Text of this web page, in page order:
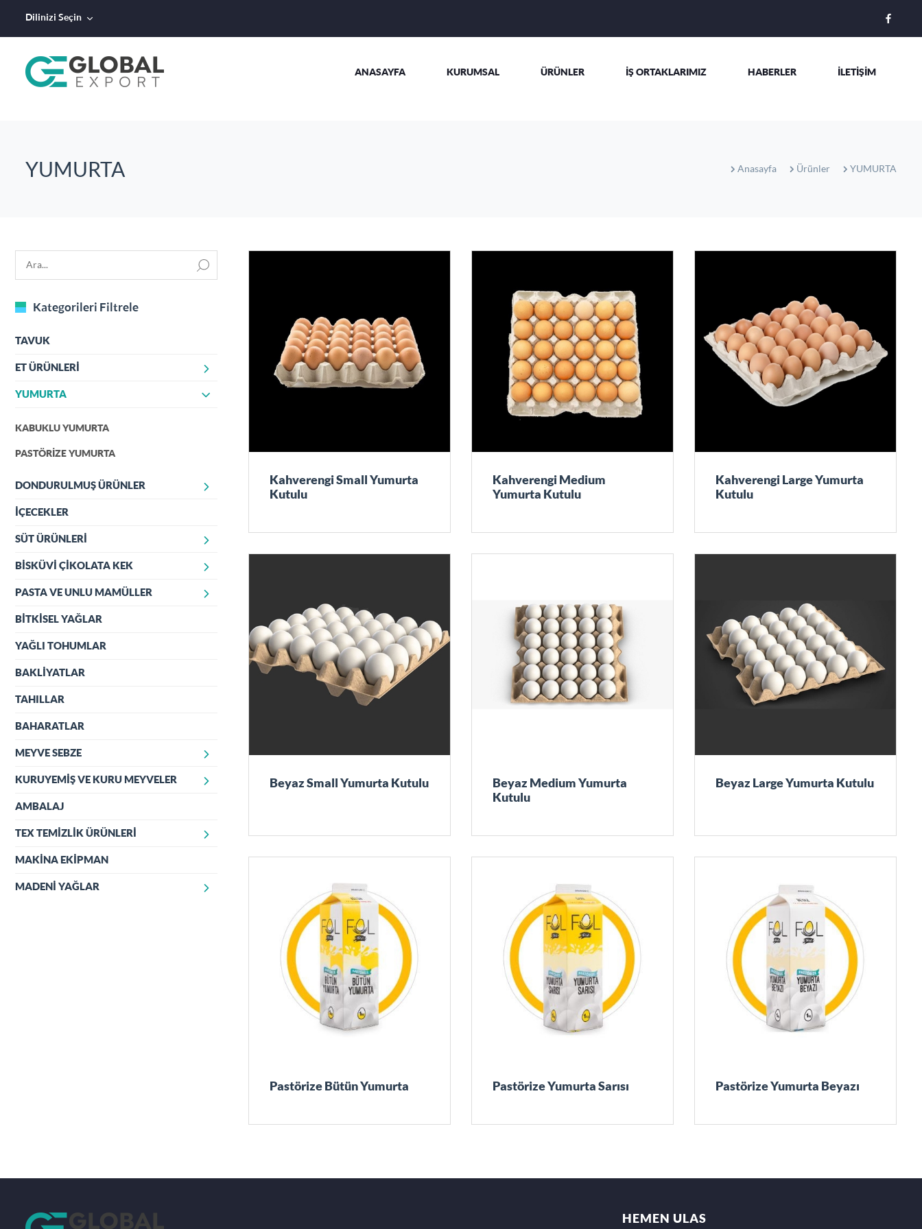
Dilinizi Seçin
ANASAYFA KURUMSAL ÜRÜNLER İŞ ORTAKLARIMIZ HABERLER İLETİŞİM
YUMURTA Anasayfa Ürünler YUMURTA
Kategorileri Filtrele
TAVUK
ET ÜRÜNLERİ
ŞARKÜTERİ ÜRÜNLERİ
YUMURTA
KABUKLU YUMURTA
PASTÖRİZE YUMURTA
DONDURULMUŞ ÜRÜNLER
DONDURMA BÖLÜMÜ
İÇECEKLER
SÜT ÜRÜNLERİ
SÜT TOZU (YAĞSIZ SÜT TOZU)
MOZARELLA PEYNİRLERİ
BİSKÜVİ ÇİKOLATA KEK
ÜLKER ÇİKOLATA NAPOLİTEN
ÜLKER ÇİKOLATA TABLET
ÜLKER ÇİKOLATA BATON
ÜLKER ÇİKOLATA KARE
ÜLKER ALBENİ
PASTA VE UNLU MAMÜLLER
PASTA KEK
MONO PASTA
CHEESECAKE
KURABİYE VE BROWNİE
MUFFİN
BİTKİSEL YAĞLAR
YAĞLI TOHUMLAR
BAKLİYATLAR
TAHILLAR
BAHARATLAR
MEYVE SEBZE
MEYVELER
SEBZELER
KURUYEMİŞ VE KURU MEYVELER
KURUYEMİŞ
KURU MEYVELER
AMBALAJ
TEX TEMİZLİK ÜRÜNLERİ
TEX SIVI SABUN
TEX BULAŞIK DETERJANI
MAKİNA EKİPMAN
MADENİ YAĞLAR
Kahverengi Small Yumurta
Kutulu
Kahverengi Medium
Yumurta Kutulu
Kahverengi Large Yumurta
Kutulu
Beyaz Small Yumurta Kutulu
Beyaz Medium Yumurta
Kutulu
Beyaz Large Yumurta Kutulu
Pastörize Bütün Yumurta Pastörize Yumurta Sarısı Pastörize Yumurta Beyazı
HEMEN ULAS